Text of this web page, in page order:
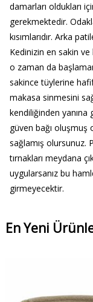
damarları oldukları
gerekmektedir.
kısımlarıdır. Arka
Kedinizin en sakin
o zaman da
sakince tüylerine
makasa sinmesini
kendiliğinden yanına
güven bağı oluşmuş
sağlamış olursunuz.
tırnakları meydana
uygularsanız bu
girmeyecektir.
En Yeni